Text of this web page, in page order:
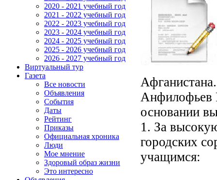
2020 - 2021 учебный год
2021 - 2022 учебный год
2022 - 2023 учебный год
2023 - 2024 учебный год
2024 - 2025 учебный год
2025 - 2026 учебный год
2026 - 2027 учебный год
Виртуальный тур
Газета
Все новости
Объявления
События
Даты
Рейтинг
Приказы
Официальная хроника
Люди
Мое мнение
Здоровый образ жизни
Это интересно
Анфилофьев
основании
1. За
городских
учащимся: